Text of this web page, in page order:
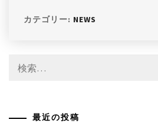
カテゴリー: NEWS
索:
最近の投稿